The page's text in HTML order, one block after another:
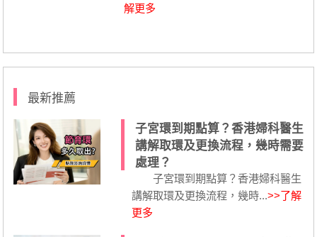
解更多
最新推薦
子宮環到期點算？香港婦科醫生
講解取環及更換流程，幾時需要
處理？
子宮環到期點算？香港婦科醫生
講解取環及更換流程，幾時...>>了解
更多